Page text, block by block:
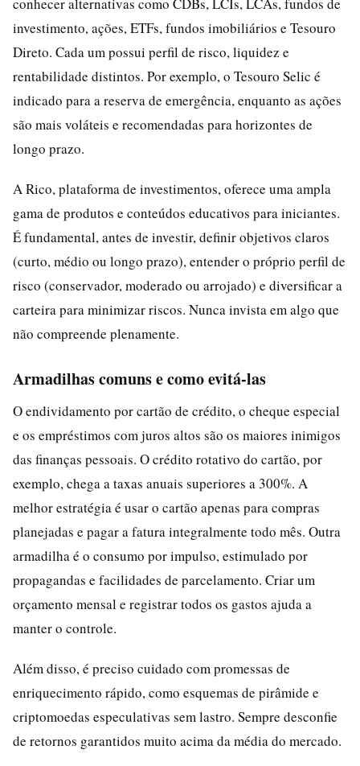
investimento, ações, ETFs, fundos imobiliários e Tesouro
Direto. Cada um possui perfil de risco, liquidez e
rentabilidade distintos. Por exemplo, o Tesouro Selic é
indicado para a reserva de emergência, enquanto as ações
são mais voláteis e recomendadas para horizontes de
longo prazo.
A Rico, plataforma de investimentos, oferece uma ampla
gama de produtos e conteúdos educativos para iniciantes.
É fundamental, antes de investir, definir objetivos claros
(curto, médio ou longo prazo), entender o próprio perfil de
risco (conservador, moderado ou arrojado) e diversificar a
carteira para minimizar riscos. Nunca invista em algo que
não compreende plenamente.
Armadilhas comuns e como evitá-las
O endividamento por cartão de crédito, o cheque especial
e os empréstimos com juros altos são os maiores inimigos
das finanças pessoais. O crédito rotativo do cartão, por
exemplo, chega a taxas anuais superiores a 300%. A
melhor estratégia é usar o cartão apenas para compras
planejadas e pagar a fatura integralmente todo mês. Outra
armadilha é o consumo por impulso, estimulado por
propagandas e facilidades de parcelamento. Criar um
orçamento mensal e registrar todos os gastos ajuda a
manter o controle.
Além disso, é preciso cuidado com promessas de
enriquecimento rápido, como esquemas de pirâmide e
criptomoedas especulativas sem lastro. Sempre desconfie
de retornos garantidos muito acima da média do mercado.